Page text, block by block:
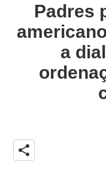
Padres
a
share